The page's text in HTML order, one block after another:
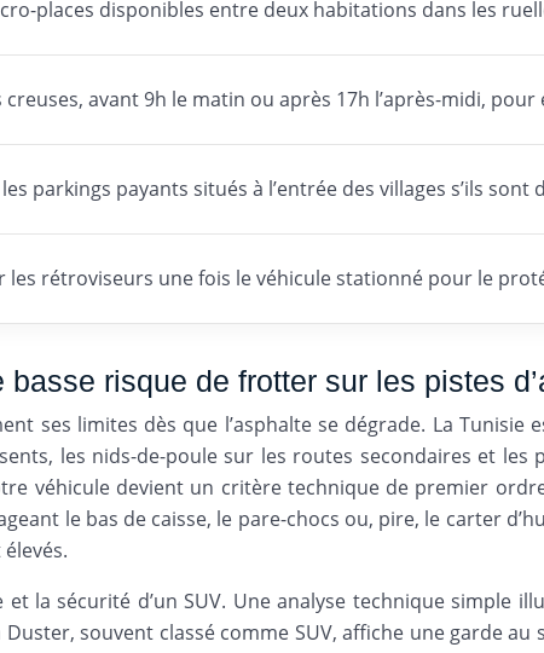
places disponibles entre deux habitations dans les
avant 9h le matin ou après 17h l’après-midi, pour
parkings payants situés à l’entrée des villages s’ils sont
rétroviseurs une fois le véhicule stationné pour le
risque de frotter sur les pistes
ses limites dès que l’asphalte se dégrade. La Tunisie
les nids-de-poule sur les routes secondaires et les
véhicule devient un critère technique de premier
le bas de caisse, le pare-chocs ou, pire, le carter
et la sécurité d’un SUV. Une analyse technique simple
Duster, souvent classé comme SUV, affiche une garde